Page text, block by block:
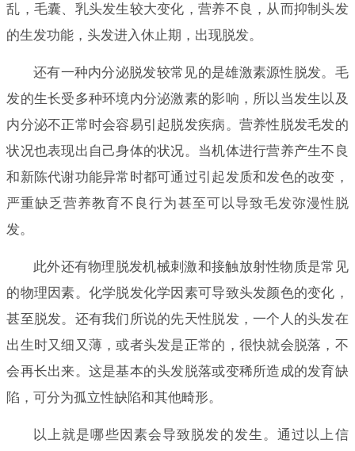
乱，毛囊、乳头发生较大变化，营养不良，从而抑制头发
的生发功能，头发进入休止期，出现脱发。
还有一种内分泌脱发较常见的是雄激素源性脱发。毛
发的生长受多种环境内分泌激素的影响，所以当发生以及
内分泌不正常时会容易引起脱发疾病。营养性脱发毛发的
状况也表现出自己身体的状况。当机体进行营养产生不良
和新陈代谢功能异常时都可通过引起发质和发色的改变，
严重缺乏营养教育不良行为甚至可以导致毛发弥漫性脱
发。
此外还有物理脱发机械刺激和接触放射性物质是常见
的物理因素。化学脱发化学因素可导致头发颜色的变化，
甚至脱发。还有我们所说的先天性脱发，一个人的头发在
出生时又细又薄，或者头发是正常的，很快就会脱落，不
会再长出来。这是基本的头发脱落或变稀所造成的发育缺
陷，可分为孤立性缺陷和其他畸形。
以上就是哪些因素会导致脱发的发生。通过以上信